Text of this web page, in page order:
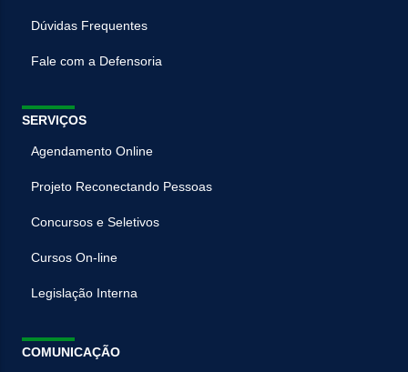
Dúvidas Frequentes
Fale com a Defensoria
SERVIÇOS
Agendamento Online
Projeto Reconectando Pessoas
Concursos e Seletivos
Cursos On-line
Legislação Interna
COMUNICAÇÃO